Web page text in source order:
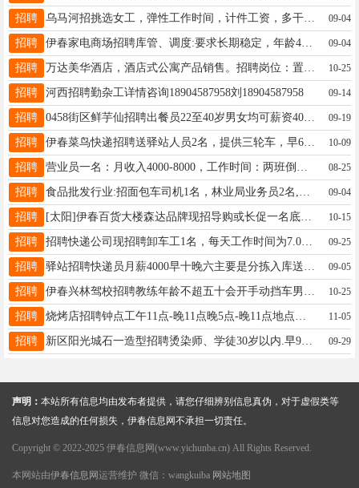
招聘 乌马河招挑选女工，弹性工作时间，计件工资，多干多得，到月就开支，以上信息绝对真实，工作地点乌马河关女士13039675012 09-04
招聘 伊春家电商场招聘库管、调度:要求长期稳定，年龄45--55岁，男士，熟悉电脑，带薪休息，薪资待遇面议。有相关工作经验优先。联系电话:15561918899韩经理15561918899 09-04
招聘 万达美华酒店，酒店式公寓产品销售。招聘岗位：置业顾问。任职要求：年龄20-40岁，男女均可，形象气质佳，有房地产销售经验，底薪+提成（1%-2%）工作地点：升辉广场&0458街区工作时间：早九晚五，免费提供午餐及饮品。另招聘网络拍摄剪辑人员，要求能出境（此岗位薪资面议）。马总13384583658 10-25
招聘 河西招聘勤杂工详情咨询18904587958刘18904587958 09-14
招聘 0458街区鲜芋仙招聘出餐员22至40岁男女均可薪资4000+陈女士13144588880 09-19
招聘 伊春菜鸟快递招聘送驿站人员2名，提供三轮车，早6:30送完下班，月保底3000+部分提成。有意者电话联系：18845810298胡女士18845810298 10-09
招聘 08-25
招聘 09-04
招聘 [太阳]伊春百货大楼森达品牌现招导购或长促一名底薪+提成+法定假日三薪+公司缴纳五险工作时间：早晚倒班，月休2天，每天工作7小时联系电话及微信13945892680赵女士13945892680 10-15
招聘 招聘快递公司现招聘卸车工1名，每天工作时间为7.00-10.00，另招聘长工4名，底薪+满勤，有意向者电联：18324689991（打这个电话号）助理19815593613 09-25
招聘 09-05
招聘 10-25
招聘 11-05
招聘 新区阳光城石一造型招聘烫染师、学徒30岁以内.早9:00-晚20:00中午供饭.工作内容洗发、烫染.月薪2000-2500.联系电话：17310840264/13766737797老板13766737797 09-29
声明： 本站所有信息均由发布者提供，请您仔细辨别信息真伪，对于虚假类等
信息对您造成的任何损失，伊春信息网不承担一切责任。
Copyright © 2022-2025 伊春信息网(www.yichunba.cn) All Rights Reserved.
本网站由伊春信息网 运营维护 微信：wangkuiba 网站地图